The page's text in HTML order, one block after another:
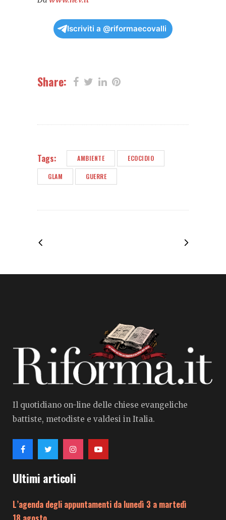
Iscriviti a @riformaecovalli
Share:
Tags: AMBIENTE ECOCIDIO
GLAM GUERRE
Il quotidiano on-line delle chiese evangeliche
battiste, metodiste e valdesi in Italia.
Ultimi articoli
L’agenda degli appuntamenti da lunedì 3 a martedì